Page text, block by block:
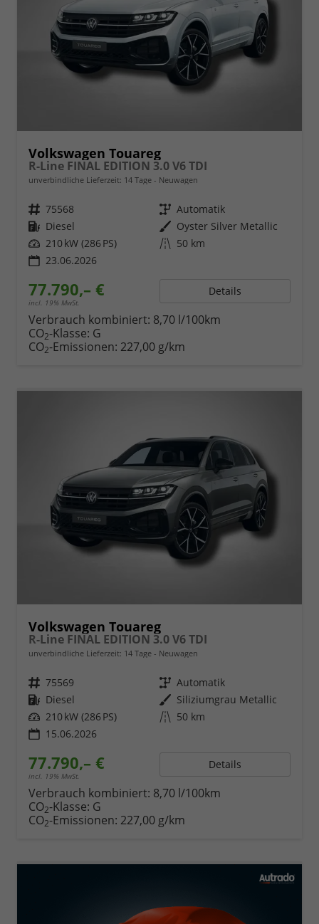
Volkswagen Touareg
R-Line FINAL EDITION 3.0 V6 TDI
unverbindliche Lieferzeit: 14 Tage Neuwagen
Fahrzeugnr. 75568 Getriebe Automatik
Kraftstoff Diesel Außenfarbe Oyster Silver Metallic
Leistung 210 kW (286 PS) Kilometerstand 50 km
23.06.2026
77.790,– €
incl. 19% MwSt.
Details
Verbrauch kombiniert: 8,70 l/100km
CO2-Klasse: G
CO2-Emissionen: 227,00 g/km
Volkswagen Touareg
R-Line FINAL EDITION 3.0 V6 TDI
unverbindliche Lieferzeit: 14 Tage Neuwagen
Fahrzeugnr. 75569 Getriebe Automatik
Kraftstoff Diesel Außenfarbe Siliziumgrau Metallic
Leistung 210 kW (286 PS) Kilometerstand 50 km
15.06.2026
77.790,– €
incl. 19% MwSt.
Details
Verbrauch kombiniert: 8,70 l/100km
CO2-Klasse: G
CO2-Emissionen: 227,00 g/km